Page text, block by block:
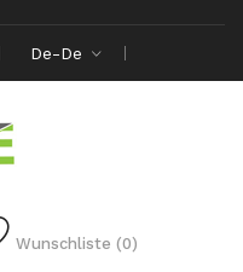
De-De
Wunschliste (0)